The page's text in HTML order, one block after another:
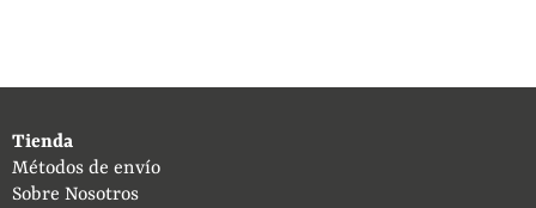
Tienda
Métodos de envío
Sobre Nosotros